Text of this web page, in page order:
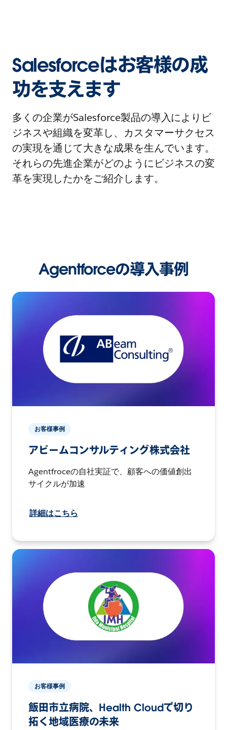
Salesforceはお客様の成
功を支えます
多くの企業がSalesforce製品の導入によりビ
ジネスや組織を変革し、カスタマーサクセス
の実現を通じて大きな成果を生んでいます。
それらの先進企業がどのようにビジネスの変
革を実現したかをご紹介します。
Agentforceの導入事例
お客様事例
アビームコンサルティング株式会社
Agentfroceの自社実証で、顧客への価値創出
サイクルが加速
詳細はこちら
お客様事例
飯田市立病院、Health Cloudで切り
拓く地域医療の未来